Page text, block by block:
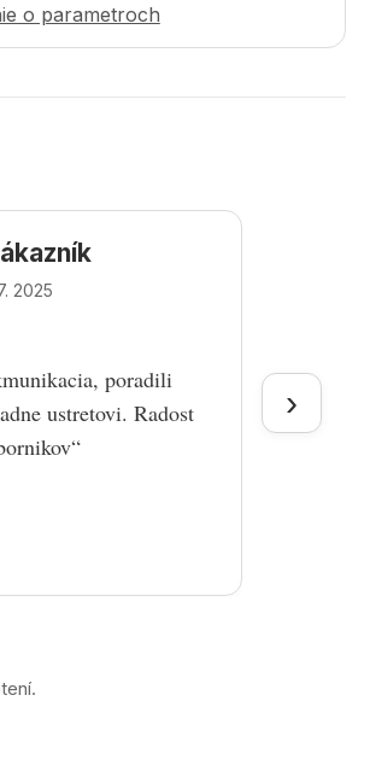
o parametroch
2025
poradili
ustretovi. Radost
›